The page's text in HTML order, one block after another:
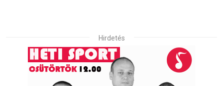
Hirdetés